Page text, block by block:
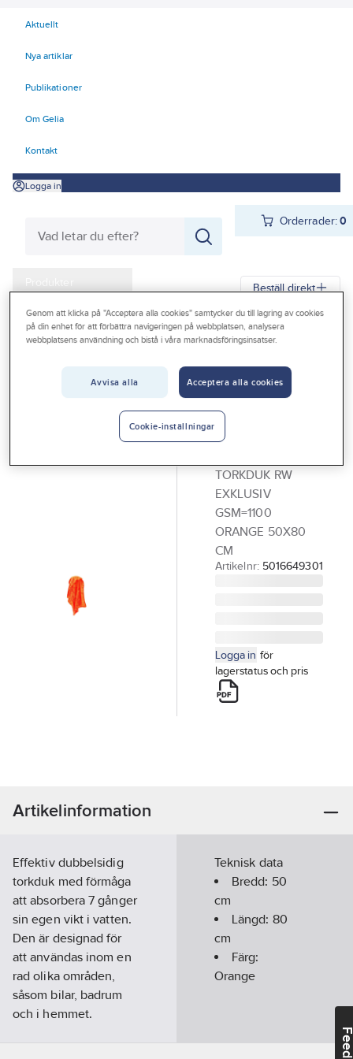
Aktuellt
Nya artiklar
Publikationer
Om Gelia
Kontakt
Logga in
Orderrader:0
Produkter
Kampanjer
Outlet
Beställ direkt
Gelia Produkter
Gelia Förnödenheter & Förbrukning
GÖRDETMEDRW
Torkduk RW
exklusiv 1100
TORKDUK RW
EXKLUSIV
GSM=1100
ORANGE 50X80
CM
Artikelnr: 5016649301
Logga in för
lagerstatus och pris
Artikelinformation
Effektiv dubbelsidig
torkduk med förmåga
att absorbera 7 gånger
sin egen vikt i vatten.
Den är designad för
att användas inom en
rad olika områden,
såsom bilar, badrum
och i hemmet.
Teknisk data
Bredd: 50
cm
Längd: 80
cm
Färg:
Orange
Genom att klicka på "Acceptera alla cookies" samtycker du till lagring av cookies
på din enhet för att förbättra navigeringen på webbplatsen, analysera
webbplatsens användning och bistå i våra marknadsföringsinsatser.
Avvisa alla Acceptera alla cookies
Cookie-inställningar